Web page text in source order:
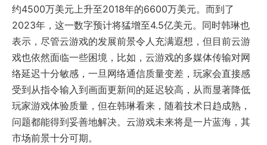
约4500万美元上升至2018年的6600万美元。而到了
2023年，这一数字预计将猛增至4.5亿美元。同时韩琳也
表示，尽管云游戏的发展前景令人充满遐想，但目前云游
戏也依然面临一些困境，比如，云游戏的多媒体传输对网
络延迟十分敏感，一旦网络通信质量变差，玩家会直接感
受到从指令输入到画面更新间的延迟较高，从而显著降低
玩家游戏体验质量，但在韩琳看来，随着技术日趋成熟，
问题都能得到妥善地解决。云游戏未来将是一片蓝海，其
市场前景十分可期。